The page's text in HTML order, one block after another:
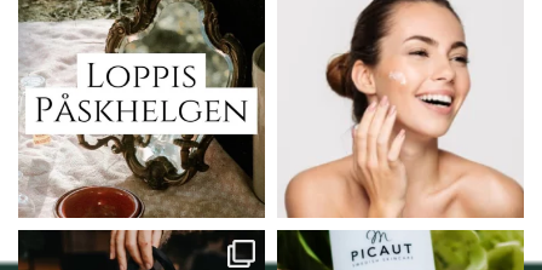
Vi skall ha loppis!
I Vellnez anda;...
6 0
Behandlingserbjudande
februari-mars!
Vi...
0